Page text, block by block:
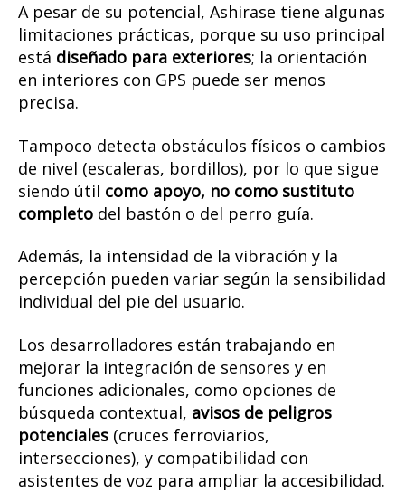
A pesar de su potencial, Ashirase tiene algunas
limitaciones prácticas, porque su uso principal
está diseñado para exteriores; la orientación
en interiores con GPS puede ser menos
precisa.
Tampoco detecta obstáculos físicos o cambios
de nivel (escaleras, bordillos), por lo que sigue
siendo útil como apoyo, no como sustituto
completo del bastón o del perro guía.
Además, la intensidad de la vibración y la
percepción pueden variar según la sensibilidad
individual del pie del usuario.
Los desarrolladores están trabajando en
mejorar la integración de sensores y en
funciones adicionales, como opciones de
búsqueda contextual, avisos de peligros
potenciales (cruces ferroviarios,
intersecciones), y compatibilidad con
asistentes de voz para ampliar la accesibilidad.